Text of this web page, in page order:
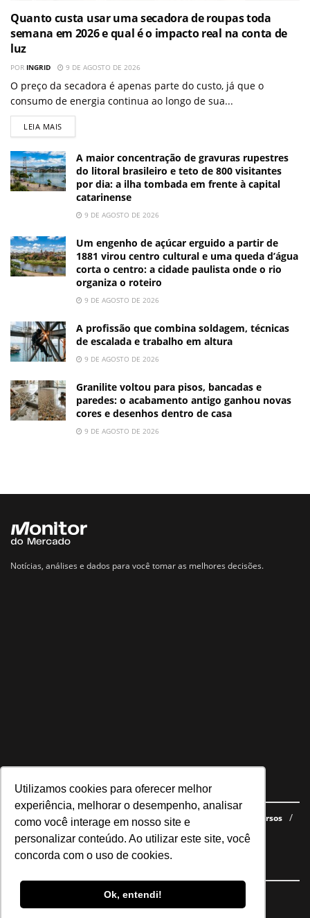
Utilizamos cookies para oferecer melhor
experiência, melhorar o desempenho, analisar
como você interage em nosso site e
personalizar conteúdo. Ao utilizar este site, você
concorda com o uso de cookies.
Ok, entendi!
Quanto custa usar uma secadora de roupas toda
semana em 2026 e qual é o impacto real na conta de
luz
POR INGRID 9 DE AGOSTO DE 2026
O preço da secadora é apenas parte do custo, já que o
consumo de energia continua ao longo de sua...
LEIA MAIS
A maior concentração de gravuras rupestres
do litoral brasileiro e teto de 800 visitantes
por dia: a ilha tombada em frente à capital
catarinense
9 DE AGOSTO DE 2026
Um engenho de açúcar erguido a partir de
1881 virou centro cultural e uma queda d’água
corta o centro: a cidade paulista onde o rio
organiza o roteiro
9 DE AGOSTO DE 2026
A profissão que combina soldagem, técnicas
de escalada e trabalho em altura
9 DE AGOSTO DE 2026
Granilite voltou para pisos, bancadas e
paredes: o acabamento antigo ganhou novas
cores e desenhos dentro de casa
9 DE AGOSTO DE 2026
Notícias, análises e dados para você tomar as melhores decisões.
Navegue no site
Últimas notícias Quem somos E-books gratuitos
Cursos
Política de privacidade